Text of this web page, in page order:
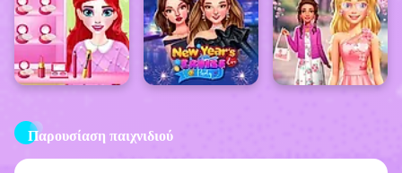
Παρουσίαση παιχνιδιού